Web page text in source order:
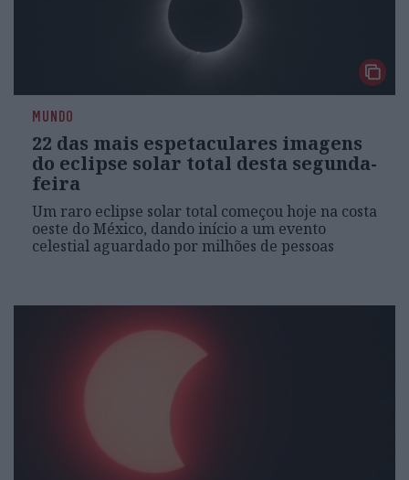
MUNDO
22 das mais espetaculares imagens
do eclipse solar total desta segunda-
feira
Um raro eclipse solar total começou hoje na costa
oeste do México, dando início a um evento
celestial aguardado por milhões de pessoas